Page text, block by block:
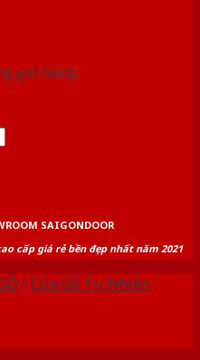
giỏ hàng.
SAIGONDOOR
cấp giá rẻ bền đẹp nhất năm 2021
/Cửa Gỗ Tự Nhiên